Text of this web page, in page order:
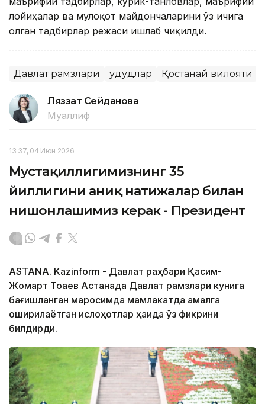
лойиҳалар ва мулоқот майдончаларини ўз ичига
олган тадбирлар режаси ишлаб чиқилди.
Давлат рамзлари Ҳудудлар Қостанай вилояти
Ляззат Сейданова
Муаллиф
13:37, 04 Июн 2026
Мустақиллигимизнинг 35
йиллигини аниқ натижалар билан
нишонлашимиз керак - Президент
ASTANA. Kazinform - Давлат раҳбари Қасим-
Жомарт Тоқаев Астанада Давлат рамзлари кунига
бағишланган маросимда мамлакатда амалга
оширилаётган ислоҳотлар ҳақида ўз фикрини
билдирди.